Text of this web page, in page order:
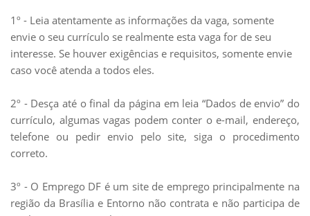
1º - Leia atentamente as informações da vaga, somente
envie o seu currículo se realmente esta vaga for de seu
interesse. Se houver exigências e requisitos, somente envie
caso você atenda a todos eles.
2º - Desça até o final da página em leia “Dados de envio” do
currículo, algumas vagas podem conter o e-mail, endereço,
telefone ou pedir envio pelo site, siga o procedimento
correto.
3º - O Emprego DF é um site de emprego principalmente na
região da Brasília e Entorno não contrata e não participa de